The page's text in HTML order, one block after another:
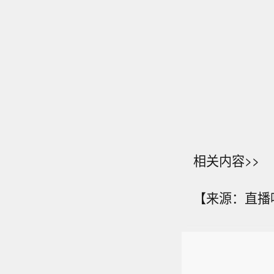
相关内容>>
【来源：直